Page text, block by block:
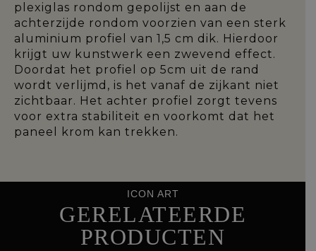
plexiglas rondom gepolijst en aan de
achterzijde rondom voorzien van een sterk
aluminium profiel van 1,5 cm dik. Hierdoor
krijgt uw kunstwerk een zwevend effect.
Doordat het profiel op 5cm uit de rand
wordt verlijmd, is het vanaf de zijkant niet
zichtbaar. Het achter profiel zorgt tevens
voor extra stabiliteit en voorkomt dat het
paneel krom kan trekken.
ICON ART
GERELATEERDE
PRODUCTEN